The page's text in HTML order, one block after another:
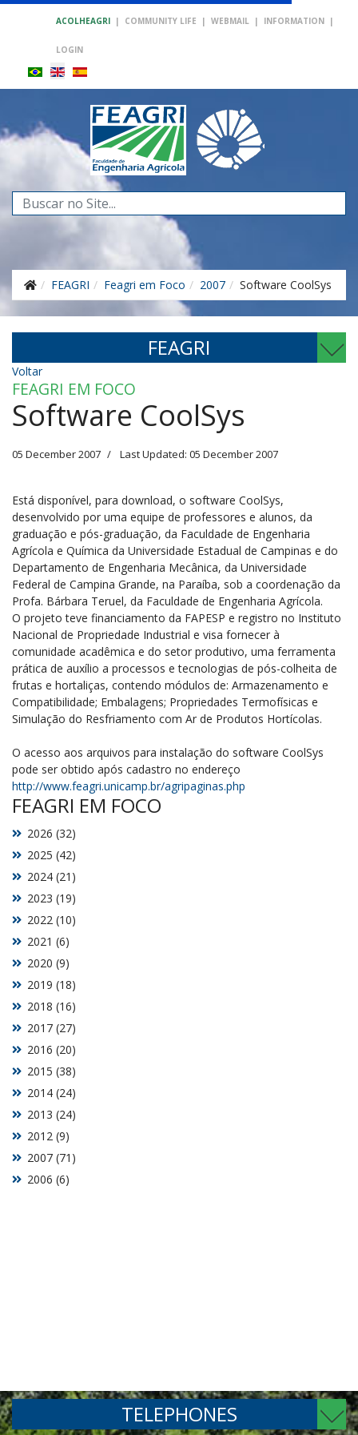
ACOLHEAGRI | COMMUNITY LIFE | WEBMAIL | INFORMATION |
LOGIN
Search
...
FEAGRI Feagri em Foco 2007 Software CoolSys
FEAGRI
Voltar
FEAGRI EM FOCO
Software CoolSys
05 December 2007 Last Updated: 05 December 2007
Está disponível, para download, o software CoolSys,
desenvolvido por uma equipe de professores e alunos, da
graduação e pós-graduação, da Faculdade de Engenharia
Agrícola e Química da Universidade Estadual de Campinas e do
Departamento de Engenharia Mecânica, da Universidade
Federal de Campina Grande, na Paraíba, sob a coordenação da
Profa. Bárbara Teruel, da Faculdade de Engenharia Agrícola.
O projeto teve financiamento da FAPESP e registro no Instituto
Nacional de Propriedade Industrial e visa fornecer à
comunidade acadêmica e do setor produtivo, uma ferramenta
prática de auxílio a processos e tecnologias de pós-colheita de
frutas e hortaliças, contendo módulos de: Armazenamento e
Compatibilidade; Embalagens; Propriedades Termofísicas e
Simulação do Resfriamento com Ar de Produtos Hortícolas.
O acesso aos arquivos para instalação do software CoolSys
pode ser obtido após cadastro no endereço
http://www.feagri.unicamp.br/agripaginas.php
FEAGRI EM FOCO
2006 (6)
2007 (71)
2012 (9)
2013 (24)
2014 (24)
2015 (38)
2016 (20)
2017 (27)
2018 (16)
2019 (18)
2020 (9)
2021 (6)
2022 (10)
2023 (19)
2024 (21)
2025 (42)
2026 (32)
TELEPHONES